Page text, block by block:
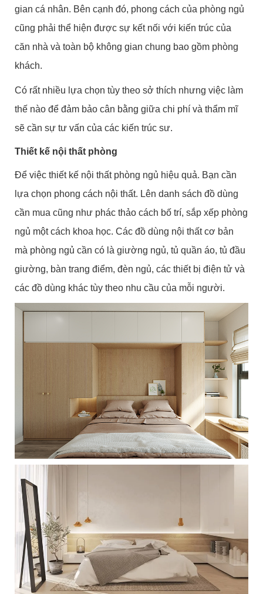
gian cá nhân. Bên cạnh đó, phong cách của phòng ngủ
cũng phải thể hiện được sự kết nối với kiến trúc của
căn nhà và toàn bộ không gian chung bao gồm phòng
khách.
Có rất nhiều lựa chọn tùy theo sở thích nhưng việc làm
thế nào để đảm bảo cân bằng giữa chi phí và thẩm mĩ
sẽ cần sự tư vấn của các kiến trúc sư.
Thiết kế nội thất phòng
Để việc thiết kế nội thất phòng ngủ hiệu quả. Bạn cần
lựa chọn phong cách nội thất. Lên danh sách đồ dùng
cần mua cũng như phác thảo cách bố trí, sắp xếp phòng
ngủ một cách khoa học. Các đồ dùng nội thất cơ bản
mà phòng ngủ cần có là giường ngủ, tủ quần áo, tủ đầu
giường, bàn trang điểm, đèn ngủ, các thiết bị điện tử và
các đồ dùng khác tùy theo nhu cầu của mỗi người.